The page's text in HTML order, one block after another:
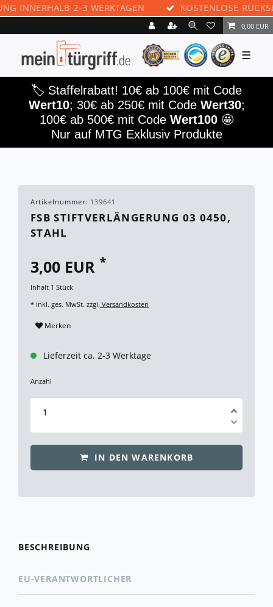
INNERHALB 2-3 WERKTAGEN KOSTENLOSE
0,00 EUR
☰
🏷️ Staffelrabatt! 10€ ab 100€ mit Code
Wert10; 30€ ab 250€ mit Code Wert30;
100€ ab 500€ mit Code Wert100 🤩
Nur auf MTG Exklusiv Produkte
Artikelnummer: 139641
FSB STIFTVERLÄNGERUNG 03 0450,
STAHL
3,00 EUR *
Inhalt 1 Stück
* inkl. ges. MwSt. zzgl. Versandkosten
Merken
Lieferzeit ca. 2-3 Werktage
Anzahl
IN DEN WARENKORB
BESCHREIBUNG
EU-VERANTWORTLICHER